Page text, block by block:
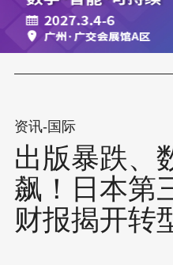
资讯-国际
出版暴跌、
飙！日本第
财报揭开转